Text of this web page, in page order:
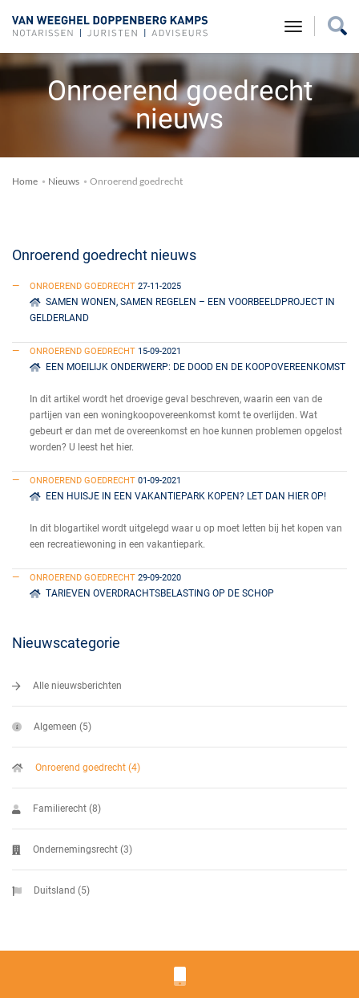
toggle
Onroerend goedrecht
nieuws
Home Nieuws Onroerend goedrecht
Onroerend goedrecht nieuws
ONROEREND GOEDRECHT 27-11-2025
SAMEN WONEN, SAMEN REGELEN – EEN VOORBEELDPROJECT IN
GELDERLAND
ONROEREND GOEDRECHT 15-09-2021
EEN MOEILIJK ONDERWERP: DE DOOD EN DE KOOPOVEREENKOMST
In dit artikel wordt het droevige geval beschreven, waarin een van de
partijen van een woningkoopovereenkomst komt te overlijden. Wat
gebeurt er dan met de overeenkomst en hoe kunnen problemen opgelost
worden? U leest het hier.
ONROEREND GOEDRECHT 01-09-2021
EEN HUISJE IN EEN VAKANTIEPARK KOPEN? LET DAN HIER OP!
In dit blogartikel wordt uitgelegd waar u op moet letten bij het kopen van
een recreatiewoning in een vakantiepark.
ONROEREND GOEDRECHT 29-09-2020
TARIEVEN OVERDRACHTSBELASTING OP DE SCHOP
Nieuwscategorie
Alle nieuwsberichten
Algemeen (5)
Onroerend goedrecht (4)
Familierecht (8)
Ondernemingsrecht (3)
Duitsland (5)